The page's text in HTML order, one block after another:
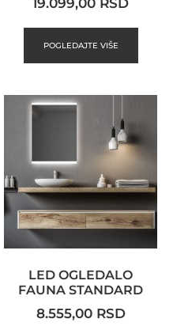
POGLEDAJTE VIŠE
LED OGLEDALO
FAUNA STANDARD
8.555,00 RSD